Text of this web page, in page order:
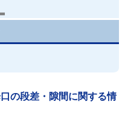
の段差・隙間に関する情